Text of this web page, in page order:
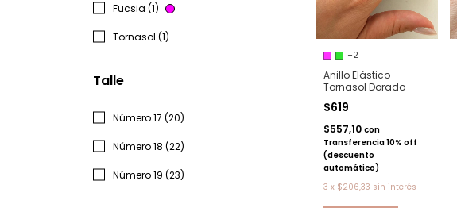
Fucsia (1)
Tornasol (1)
Talle
Número 17 (20)
Número 18 (22)
Número 19 (23)
+2
Anillo Elástico
Tornasol Dorado
$619
$557,10 con
Transferencia 10% off
(descuento
automático)
3 x $206,33 sin interés